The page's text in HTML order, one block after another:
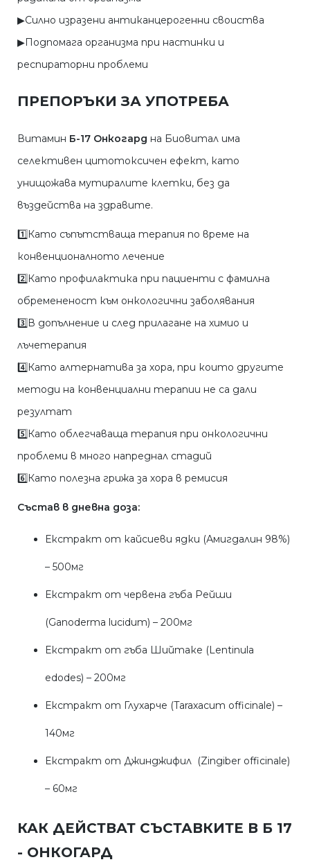
▶︎Силно изразени антиканцерогенни своиства
▶︎Подпомага организма при настинки и
респираторни проблеми
ПРЕПОРЪКИ ЗА УПОТРЕБА
Витамин Б-17 Онкогард на Биовитал има
селективен цитотоксичен ефект, като
унищожава мутиралите клетки, без да
въздейства на здравите.
1️⃣Като съпътстваща терапия по време на
конвенционалното лечение
2️⃣Като профилактика при пациенти с фамилна
обремененост към онкологични заболявания
3️⃣В допълнение и след прилагане на химио и
лъчетерапия
4️⃣Като алтернатива за хора, при които другите
методи на конвенциални терапии не са дали
резултат
5️⃣Като облегчаваща терапия при онкологични
проблеми в много напреднал стадий
6️⃣Като полезна грижа за хора в ремисия
Състав в дневна доза:
Екстракт от кайсиеви ядки (Амигдалин 98%)
– 500мг
Екстракт от червена гъба Рейши
(Ganoderma lucidum) – 200мг
Екстракт от гъба Шийтаке (Lentinula
edodes) – 200мг
Екстракт от Глухарче (Taraxacum officinale) –
140мг
Екстракт от Джинджифил (Zingiber officinale)
– 60мг
КАК ДЕЙСТВАТ СЪСТАВКИТЕ В Б 17
- ОНКОГАРД